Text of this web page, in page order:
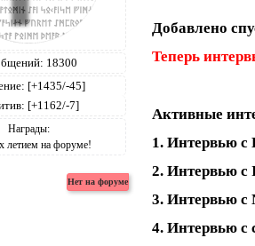
18300
[+1435/-45]
[+1162/-7]
Награды:
Добавлено
Теперь
Активные
1. Интервью с
2. Интервью
3. Интервью с
4. Интервью